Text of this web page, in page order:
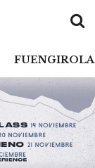
FUENGIROLA